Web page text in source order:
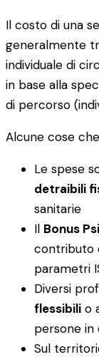
Il costo di una
generalmente
individuale di
in base alla
di percorso
Alcune cose
Le spese
detraibili
sanitarie
Il Bonus
contributo
parametri
Diversi
flessibili o
persone
Sul